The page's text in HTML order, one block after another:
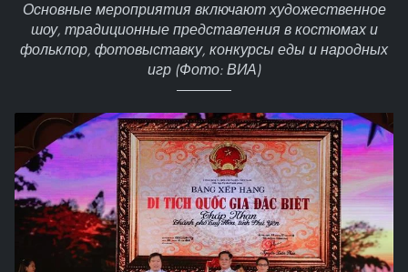
Основные мероприятия включают художественное
шоу, традиционные представления в костюмах и
фольклор, фотовыставку, конкурсы еды и народных
игр (Фото: ВИА)